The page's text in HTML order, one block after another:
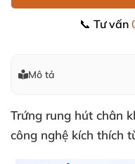
📞 Tư vấn
Mô tả
Trứng rung hút chân
công nghệ kích thích